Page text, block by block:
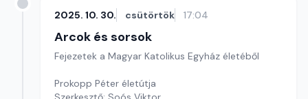
2025. 10. 30. csütörtök 17:04
Arcok és sorsok
Fejezetek a Magyar Katolikus Egyház életéből
Prokopp Péter életútja